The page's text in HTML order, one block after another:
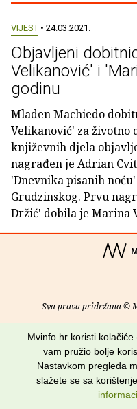
VIJEST • 24.03.2021.
Objavljeni
Velikanović' i
godinu
Mladen Machiedo
Velikanović' za životno
književnih djela
nagrađen je Adrian
'Dnevnika pisanih
Grudzinskog. Prvu
Držić' dobila je Marina
Sva prava pridržana ©
O nama • Pomoć•
Mvinfo.hr koristi kolačiće
vam pružio bolje
Nastavkom pregleda
slažete se sa